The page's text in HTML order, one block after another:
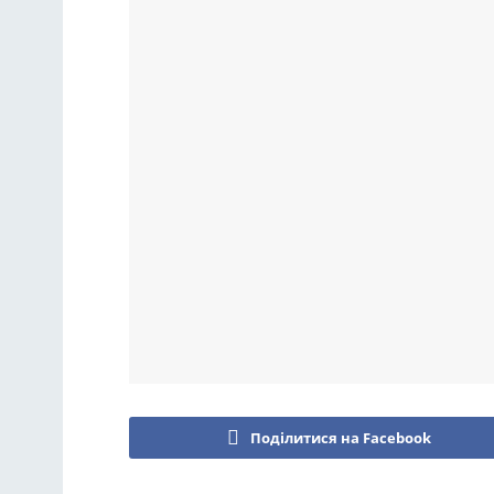
Поділитися на Facebook